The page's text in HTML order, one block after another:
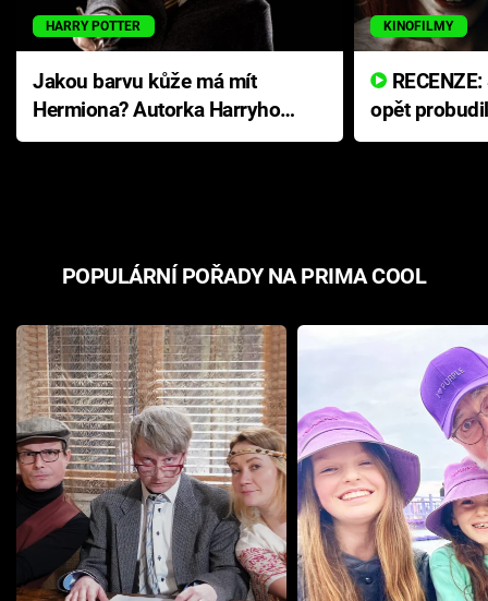
HARRY POTTER
Jakou barvu kůže má mít
Hermiona? Autorka Harryho
Pottera přišla s ráznou
KINOFILMY
opět
přichází s
POPULÁRNÍ POŘADY NA PRIMA COOL